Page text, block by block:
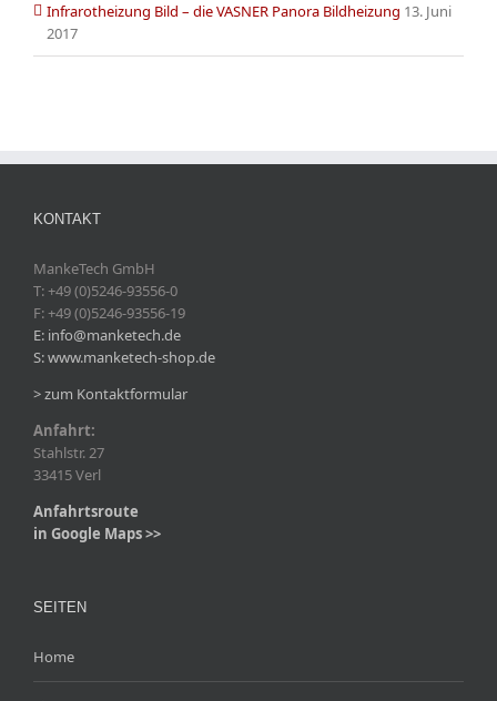
Infrarotheizung Bild – die VASNER Panora Bildheizung 13. Juni
2017
KONTAKT
MankeTech GmbH
T: +49 (0)5246-93556-0
F: +49 (0)5246-93556-19
E: info@manketech.de
S: www.manketech-shop.de
> zum Kontaktformular
Anfahrt:
Stahlstr. 27
33415 Verl
Anfahrtsroute
in Google Maps >>
SEITEN
Home